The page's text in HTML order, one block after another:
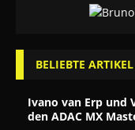
BELIEBTE ARTIKEL
Ivano van Erp und
den ADAC MX